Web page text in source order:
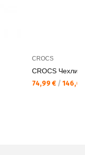
CROCS
CROCS Чехли
74,99 € /